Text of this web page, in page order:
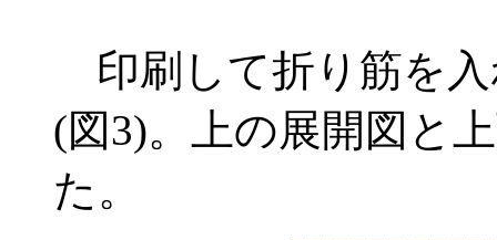
印刷して折り筋を
(図3)。上の展開図と
た。